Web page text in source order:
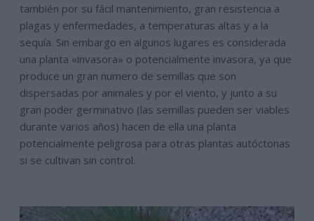
también por su fácil mantenimiento, gran resistencia a
plagas y enfermedades, a temperaturas altas y a la
sequía. Sin embargo en algunos lugares es considerada
una planta «invasora» o potencialmente invasora, ya que
produce un gran numero de semillas que son
dispersadas por animales y por el viento, y junto a su
gran poder germinativo (las semillas pueden ser viables
durante varios años) hacen de ella una planta
potencialmente peligrosa para otras plantas autóctonas
si se cultivan sin control.